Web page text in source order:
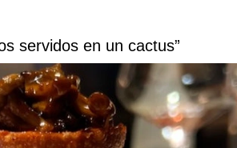
servidos en un cactus”